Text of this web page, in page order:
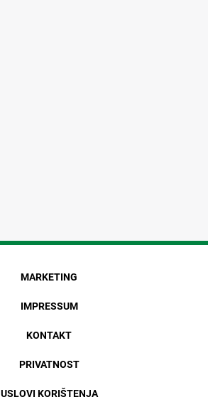
MARKETING
IMPRESSUM
KONTAKT
PRIVATNOST
USLOVI KORIŠTENJA